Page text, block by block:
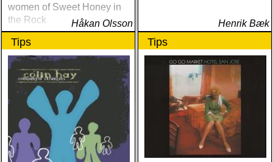
women of Sweet Honey in
the Rock
Håkan Olsson Henrik Bæk
Tips Tips